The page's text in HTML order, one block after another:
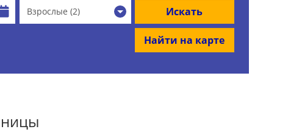
Взрослые (2) Искать
Найти на карте